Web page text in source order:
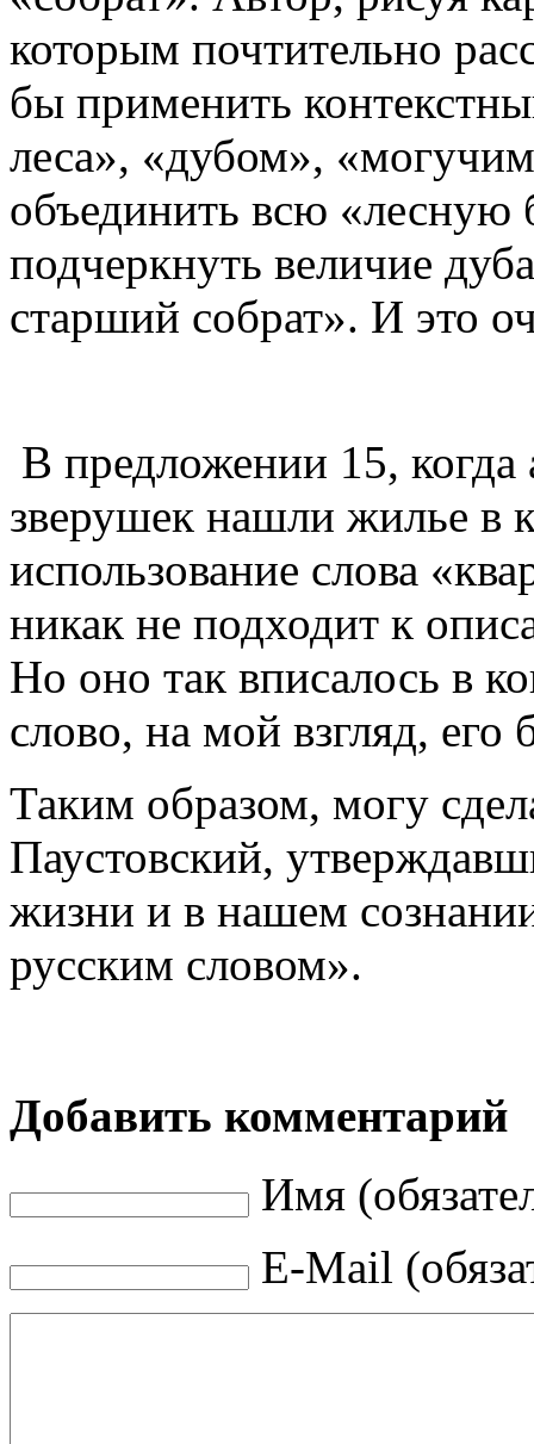
которым почтительно
бы применить
леса», «дубом»,
объединить всю «лесную
подчеркнуть величие
старший собрат». И это
В предложении 15, когда
зверушек нашли жилье в
использование слова
никак не подходит к
Но оно так вписалось в
слово, на мой взгляд, его
Таким образом, могу
Паустовский,
жизни и в нашем
русским словом».
Добавить комментарий
Имя
E-Mail